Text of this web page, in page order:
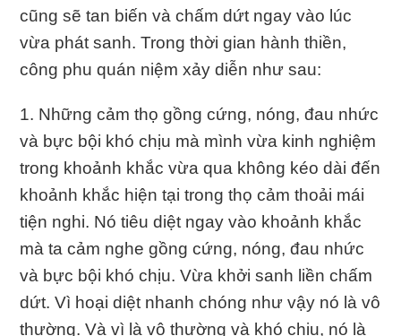
cũng sẽ tan biến và chấm dứt ngay vào lúc
vừa phát sanh. Trong thời gian hành thiền,
công phu quán niệm xảy diễn như sau:
1. Những cảm thọ gồng cứng, nóng, đau nhức
và bực bội khó chịu mà mình vừa kinh nghiệm
trong khoảnh khắc vừa qua không kéo dài đến
khoảnh khắc hiện tại trong thọ cảm thoải mái
tiện nghi. Nó tiêu diệt ngay vào khoảnh khắc
mà ta cảm nghe gồng cứng, nóng, đau nhức
và bực bội khó chịu. Vừa khởi sanh liền chấm
dứt. Vì hoại diệt nhanh chóng như vậy nó là vô
thường. Và vì là vô thường và khó chịu, nó là